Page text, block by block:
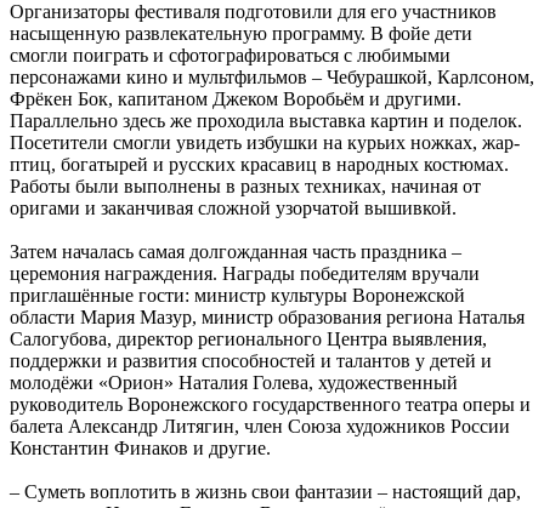
Организаторы фестиваля подготовили для его участников
насыщенную развлекательную программу. В фойе дети
смогли поиграть и сфотографироваться с любимыми
персонажами кино и мультфильмов – Чебурашкой, Карлсоном,
Фрёкен Бок, капитаном Джеком Воробьём и другими.
Параллельно здесь же проходила выставка картин и поделок.
Посетители смогли увидеть избушки на курьих ножках, жар-
птиц, богатырей и русских красавиц в народных костюмах.
Работы были выполнены в разных техниках, начиная от
оригами и заканчивая сложной узорчатой вышивкой.
Затем началась самая долгожданная часть праздника –
церемония награждения. Награды победителям вручали
приглашённые гости: министр культуры Воронежской
области Мария Мазур, министр образования региона Наталья
Салогубова, директор регионального Центра выявления,
поддержки и развития способностей и талантов у детей и
молодёжи «Орион» Наталия Голева, художественный
руководитель Воронежского государственного театра оперы и
балета Александр Литягин, член Союза художников России
Константин Финаков и другие.
– Суметь воплотить в жизнь свои фантазии – настоящий дар,